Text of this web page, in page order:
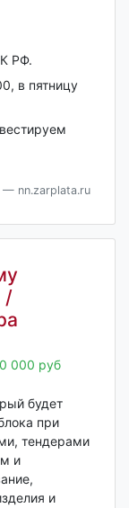
РФ.
в пятницу
— nn.zarplata.ru
/
000 руб
будет
при
тендерами
и
и